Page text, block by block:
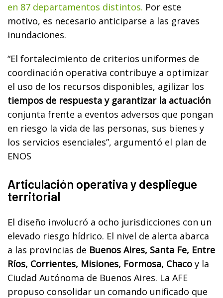
en 87 departamentos distintos. Por este
motivo, es necesario anticiparse a las graves
inundaciones.
“El fortalecimiento de criterios uniformes de
coordinación operativa contribuye a optimizar
el uso de los recursos disponibles, agilizar los
tiempos de respuesta y garantizar la actuación
conjunta frente a eventos adversos que pongan
en riesgo la vida de las personas, sus bienes y
los servicios esenciales”, argumentó el plan de
ENOS
Articulación operativa y despliegue
territorial
El diseño involucró a ocho jurisdicciones con un
elevado riesgo hídrico. El nivel de alerta abarca
a las provincias de Buenos Aires, Santa Fe, Entre
Ríos, Corrientes, Misiones, Formosa, Chaco y la
Ciudad Autónoma de Buenos Aires. La AFE
propuso consolidar un comando unificado que